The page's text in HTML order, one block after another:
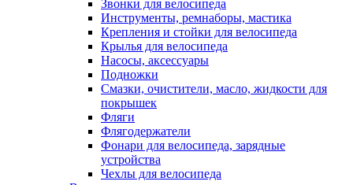
Звонки для велосипеда
Инструменты, ремнаборы, мастика
Крепления и стойки для велосипеда
Крылья для велосипеда
Насосы, аксессуары
Подножки
Смазки, очистители, масло, жидкости для
покрышек
Фляги
Флягодержатели
Фонари для велосипеда, зарядные
устройства
Чехлы для велосипеда